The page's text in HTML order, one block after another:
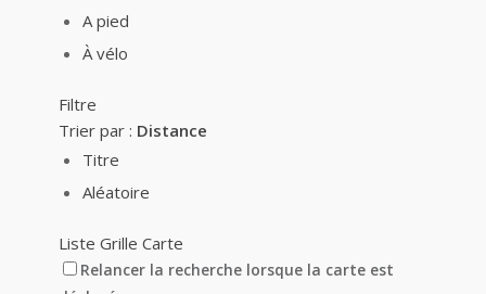
A pied
À vélo
Filtre
Trier par : Distance
Titre
Aléatoire
Liste Grille Carte
Relancer la recherche lorsque la carte est